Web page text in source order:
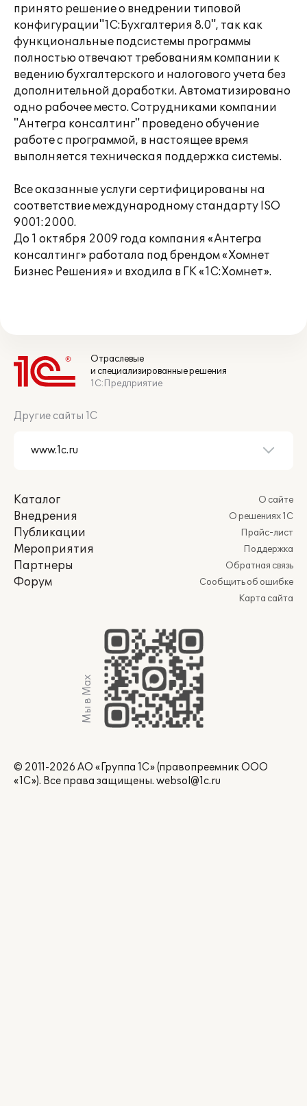
принято решение о внедрении типовой
конфигурации"1C:Бухгалтерия 8.0", так как
функциональные подсистемы программы
полностью отвечают требованиям компании к
ведению бухгалтерского и налогового учета без
дополнительной доработки. Автоматизировано
одно рабочее место. Сотрудниками компании
"Антегра консалтинг" проведено обучение
работе с программой, в настоящее время
выполняется техническая поддержка системы.
Все оказанные услуги сертифицированы на
соответствие международному стандарту ISO
9001:2000.
До 1 октября 2009 года компания «Антегра
консалтинг» работала под брендом «Хомнет
Бизнес Решения» и входила в ГК «1С:Хомнет».
Отраслевые
и специализированные решения
1С:Предприятие
Другие сайты 1С
Каталог
Внедрения
Публикации
Мероприятия
Партнеры
Форум
О сайте
О решениях 1С
Прайс-лист
Поддержка
Обратная связь
Сообщить об ошибке
Карта сайта
Мы в Max
© 2011-2026 АО «Группа 1С» (правопреемник ООО
«1С»). Все права защищены. websol@1c.ru